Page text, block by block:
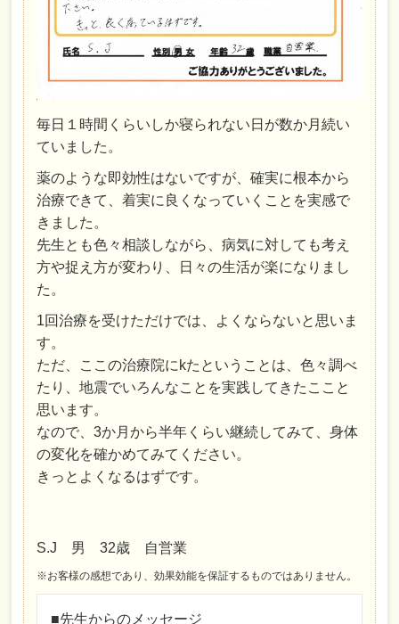
毎日１時間くらいしか寝られない日が数か月続い
ていました。
薬のような即効性はないですが、確実に根本から
治療できて、着実に良くなっていくことを実感で
きました。
先生とも色々相談しながら、病気に対しても考え
方や捉え方が変わり、日々の生活が楽になりまし
た。
1回治療を受けただけでは、よくならないと思いま
す。
ただ、ここの治療院にkたということは、色々調べ
たり、地震でいろんなことを実践してきたここと
思います。
なので、3か月から半年くらい継続してみて、身体
の変化を確かめてみてください。
きっとよくなるはずです。
S.J 男 32歳 自営業
※お客様の感想であり、効果効能を保証するものではありません。
■先生からのメッセージ